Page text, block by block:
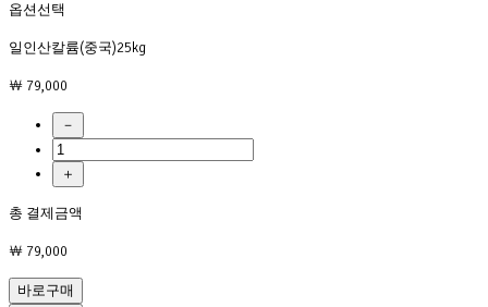
옵션선택
일인산칼륨(중국)25kg
￦ 79,000
－
＋
총 결제금액
￦ 79,000
바로구매